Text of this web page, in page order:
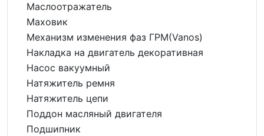
Маслоотражатель
Маховик
Механизм изменения фаз ГРМ(Vanos)
Накладка на двигатель декоративная
Насос вакуумный
Натяжитель ремня
Натяжитель цепи
Поддон масляный двигателя
Подшипник